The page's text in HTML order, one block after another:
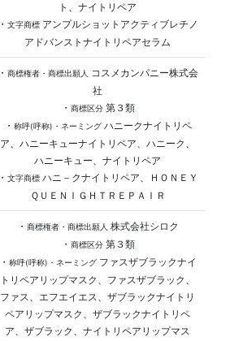
ト、ナイトリペア
・ 文字商標アンプルショットアクティブレチノ
アドバンストナイトリペアセラム
・ 商標権者・商標出願人
コスメカンパニー株式会
社
・ 商標区分第３類
・ 称呼(呼称)・ネーミングハニークナイトリペ
ア、ハニーキューナイトリペア、ハニーク、
ハニーキュー、ナイトリペア
・ 文字商標ハニ－クナイトリペア、ＨＯＮＥＹ
ＱＵＥＮＩＧＨＴＲＥＰＡＩＲ
・ 商標権者・商標出願人 株式会社シロク
・ 商標区分第３類
・ 称呼(呼称)・ネーミングファスザブラックナイ
トリペアリップマスク、ファスザブラック、
ファス、エフエイエス、ザブラックナイトリ
ペアリップマスク、ザブラックナイトリペ
ア、ザブラック、ナイトリペアリップマス